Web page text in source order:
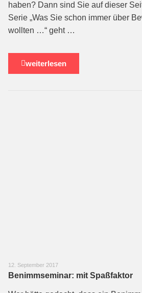
haben? Dann sind Sie auf dieser
Serie „Was Sie schon immer über
wollten …“ geht …
weiterlesen
12. September 2017
Benimmseminar: mit Spaßfaktor